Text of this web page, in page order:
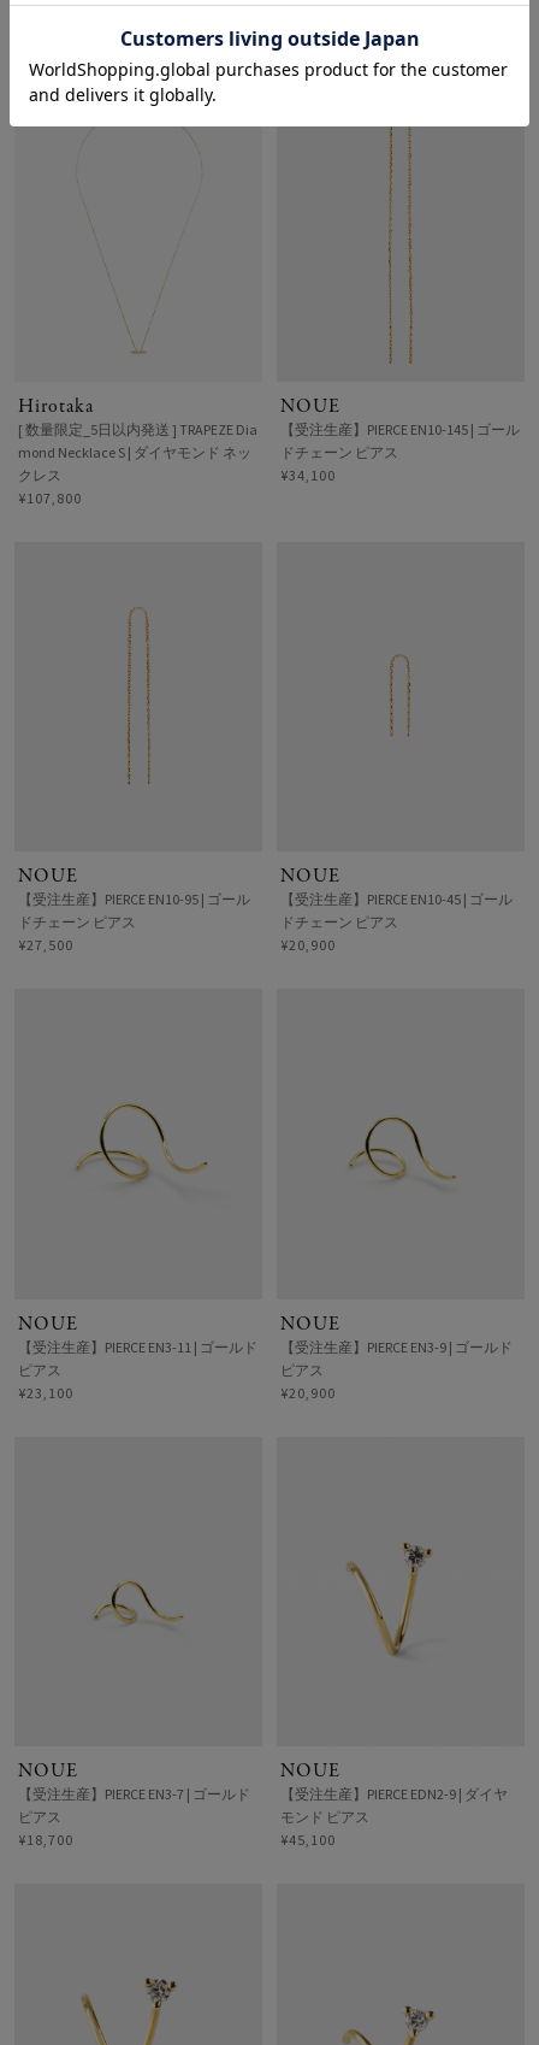
ピアス
モンド ネックレス
¥129,800
Hirotaka
[ 数量限定_5日以内発送 ] TRAPEZE Dia
mond Necklace S | ダイヤモンド ネッ
クレス
¥107,800
NOUE
【受注生産】PIERCE EN10-145 | ゴール
ドチェーン ピアス
¥34,100
NOUE
【受注生産】PIERCE EN10-95 | ゴール
ドチェーン ピアス
¥27,500
NOUE
【受注生産】PIERCE EN10-45 | ゴール
ドチェーン ピアス
¥20,900
NOUE
【受注生産】PIERCE EN3-11 | ゴールド
ピアス
¥23,100
NOUE
【受注生産】PIERCE EN3-9 | ゴールド
ピアス
¥20,900
NOUE
【受注生産】PIERCE EN3-7 | ゴールド
ピアス
¥18,700
NOUE
【受注生産】PIERCE EDN2-9 | ダイヤ
モンド ピアス
¥45,100